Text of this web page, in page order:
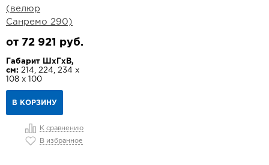
(велюр
Санремо 290)
от 72 921 руб.
Габарит ШхГхВ,
см: 214, 224, 234 х
108 х 100
В КОРЗИНУ
К сравнению
В избранное